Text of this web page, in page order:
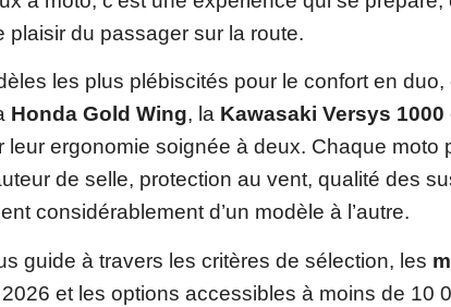
plaisir du passager sur la route.
les plus plébiscités pour le confort en
Honda Gold Wing, la Kawasaki Versys 1000
leur ergonomie soignée à deux. Chaque moto
de selle, protection au vent, qualité des
considérablement d’un modèle à l’autre.
guide à travers les critères de sélection, les
et les options accessibles à moins de 10